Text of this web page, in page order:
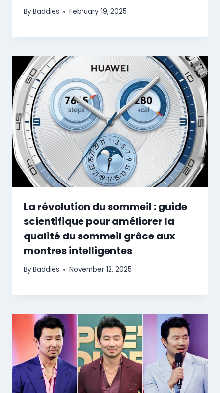
ByBaddies February 19, 2025
La révolution du sommeil : guide
scientifique pour améliorer la
qualité du sommeil grâce aux
montres intelligentes
ByBaddies November 12, 2025